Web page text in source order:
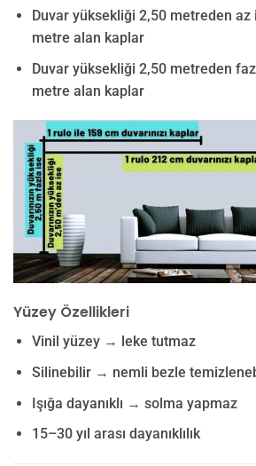
Duvar yüksekliği 2,50 metreden az
metre alan kaplar
Duvar yüksekliği 2,50 metreden
metre alan kaplar
Yüzey Özellikleri
Vinil yüzey → leke tutmaz
Silinebilir → nemli bezle
Işığa dayanıklı → solma yapmaz
15–30 yıl arası dayanıklılık